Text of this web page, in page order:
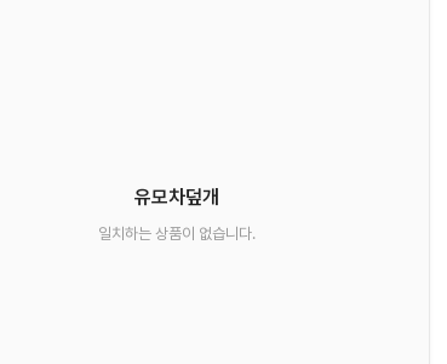
유모차덮개
일치하는 상품이 없습니다.